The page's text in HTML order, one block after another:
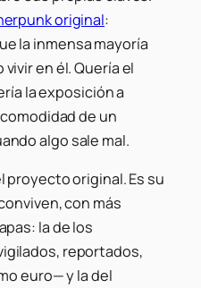
original:
la inmensa mayoría
en él. Quería el
la exposición a
de un
algo sale mal.
proyecto original. Es su
con más
la de los
reportados,
euro— y la del